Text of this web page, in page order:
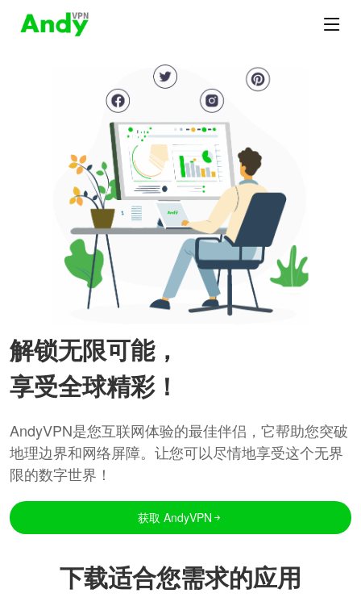
解锁无限可能，
享受全球精彩！
AndyVPN是您互联网体验的最佳伴侣，它帮助您突破
地理边界和网络屏障。让您可以尽情地享受这个无界
限的数字世界！
获取 AndyVPN
下载适合您需求的应用